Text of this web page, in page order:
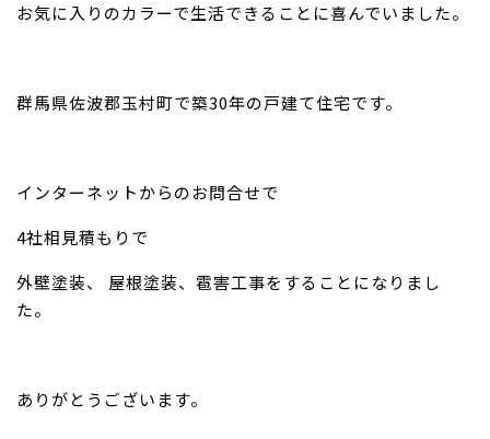
お気に入りのカラーで生活できることに喜んでいました。
群馬県佐波郡玉村町で築30年の戸建て住宅です。
インターネットからのお問合せで
4社相見積もりで
外壁塗装、 屋根塗装、雹害工事をすることになりまし
た。
ありがとうございます。